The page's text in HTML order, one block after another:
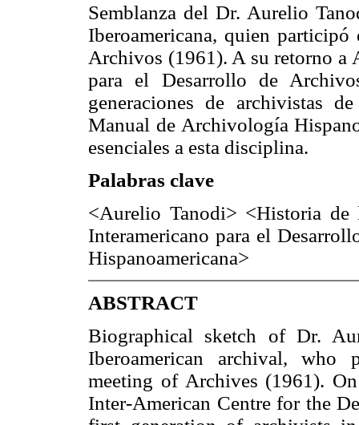
Semblanza del Dr. Aurelio
Iberoamericana, quien
Archivos (1961). A su retorno a
para el Desarrollo de
generaciones de archivistas
Manual de Archivología
esenciales a esta disciplina.
Palabras clave
<Aurelio Tanodi> <Historia de
Interamericano para el
Hispanoamericana>
ABSTRACT
Biographical sketch of Dr.
Iberoamerican archival, who
meeting of Archives (1961).
Inter-American Centre for the